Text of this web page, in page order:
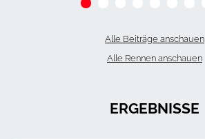
Alle Beiträge anschauen
Alle Rennen anschauen
ERGEBNISSE